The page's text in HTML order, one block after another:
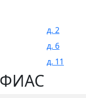
д. 2
д. 6
д. 11